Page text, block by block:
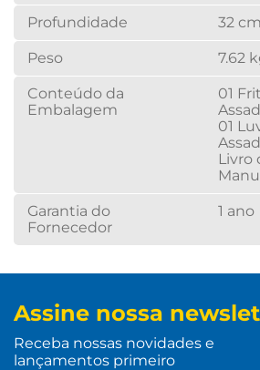
Profundidade 32 cm
Peso 7.62
Conteúdo da
Embalagem
01
01
Livro
Garantia do
Fornecedor
1 ano
Assine nossa
Receba nossas novidades e
lançamentos primeiro